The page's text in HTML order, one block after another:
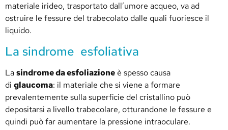
materiale irideo, trasportato dall’umore acqueo, va ad
ostruire le fessure del trabecolato dalle quali fuoriesce il
liquido.
La sindrome esfoliativa
Lasindrome da esfoliazioneè spesso causa
di glaucoma: il materiale che si viene a formare
prevalentemente sulla superficie del cristallino può
depositarsi a livello trabecolare, otturandone le fessure e
quindi può far aumentare la pressione intraoculare.